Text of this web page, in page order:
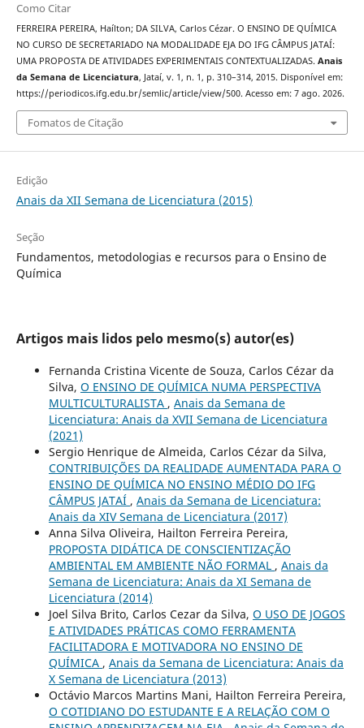
Como Citar
FERREIRA PEREIRA, Haílton; DA SILVA, Carlos Cézar. O ENSINO DE QUÍMICA
NO CURSO DE SECRETARIADO NA MODALIDADE EJA DO IFG CÂMPUS JATAÍ:
UMA PROPOSTA DE ATIVIDADES EXPERIMENTAIS CONTEXTUALIZADAS. Anais
da Semana de Licenciatura, Jataí, v. 1, n. 1, p. 310–314, 2015. Disponível em:
https://periodicos.ifg.edu.br/semlic/article/view/500. Acesso em: 7 ago. 2026.
Fomatos de Citação
Edição
Anais da XII Semana de Licenciatura (2015)
Seção
Fundamentos, metodologias e recursos para o Ensino de
Química
Artigos mais lidos pelo mesmo(s) autor(es)
Fernanda Cristina Vicente de Souza, Carlos Cézar da
Silva, O ENSINO DE QUÍMICA NUMA PERSPECTIVA
MULTICULTURALISTA , Anais da Semana de
Licenciatura: Anais da XVII Semana de Licenciatura
(2021)
Sergio Henrique de Almeida, Carlos Cézar da Silva,
CONTRIBUIÇÕES DA REALIDADE AUMENTADA PARA O
ENSINO DE QUÍMICA NO ENSINO MÉDIO DO IFG
CÂMPUS JATAÍ , Anais da Semana de Licenciatura:
Anais da XIV Semana de Licenciatura (2017)
Anna Silva Oliveira, Hailton Ferreira Pereira,
PROPOSTA DIDÁTICA DE CONSCIENTIZAÇÃO
AMBIENTAL EM AMBIENTE NÃO FORMAL , Anais da
Semana de Licenciatura: Anais da XI Semana de
Licenciatura (2014)
Joel Silva Brito, Carlos Cezar da Silva, O USO DE JOGOS
E ATIVIDADES PRÁTICAS COMO FERRAMENTA
FACILITADORA E MOTIVADORA NO ENSINO DE
QUÍMICA , Anais da Semana de Licenciatura: Anais da
X Semana de Licenciatura (2013)
Octávio Marcos Martins Mani, Hailton Ferreira Pereira,
O COTIDIANO DO ESTUDANTE E A RELAÇÃO COM O